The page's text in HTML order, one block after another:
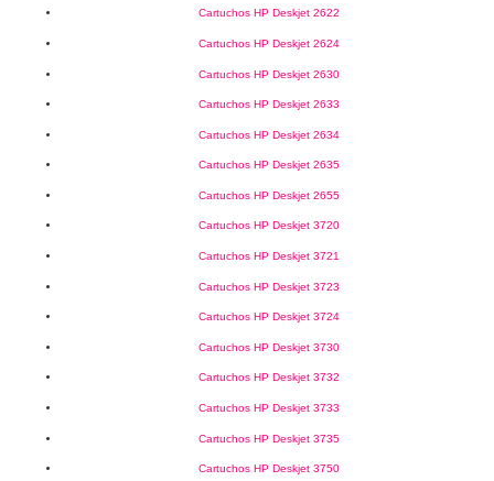
Cartuchos HP Deskjet 2622
Cartuchos HP Deskjet 2624
Cartuchos HP Deskjet 2630
Cartuchos HP Deskjet 2633
Cartuchos HP Deskjet 2634
Cartuchos HP Deskjet 2635
Cartuchos HP Deskjet 2655
Cartuchos HP Deskjet 3720
Cartuchos HP Deskjet 3721
Cartuchos HP Deskjet 3723
Cartuchos HP Deskjet 3724
Cartuchos HP Deskjet 3730
Cartuchos HP Deskjet 3732
Cartuchos HP Deskjet 3733
Cartuchos HP Deskjet 3735
Cartuchos HP Deskjet 3750